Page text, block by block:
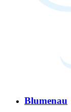
Blumenau